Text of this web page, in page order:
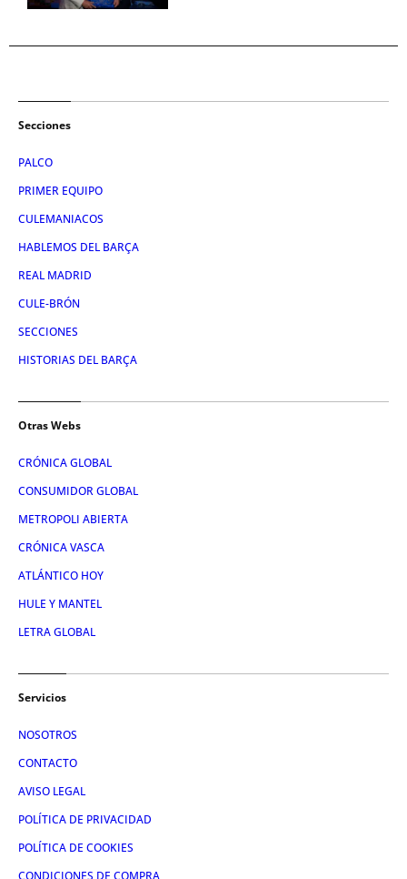
Secciones
PALCO
PRIMER EQUIPO
CULEMANIACOS
HABLEMOS DEL BARÇA
REAL MADRID
CULE-BRÓN
SECCIONES
HISTORIAS DEL BARÇA
Otras Webs
CRÓNICA GLOBAL
CONSUMIDOR GLOBAL
METROPOLI ABIERTA
CRÓNICA VASCA
ATLÁNTICO HOY
HULE Y MANTEL
LETRA GLOBAL
Servicios
NOSOTROS
CONTACTO
AVISO LEGAL
POLÍTICA DE PRIVACIDAD
POLÍTICA DE COOKIES
CONDICIONES DE COMPRA